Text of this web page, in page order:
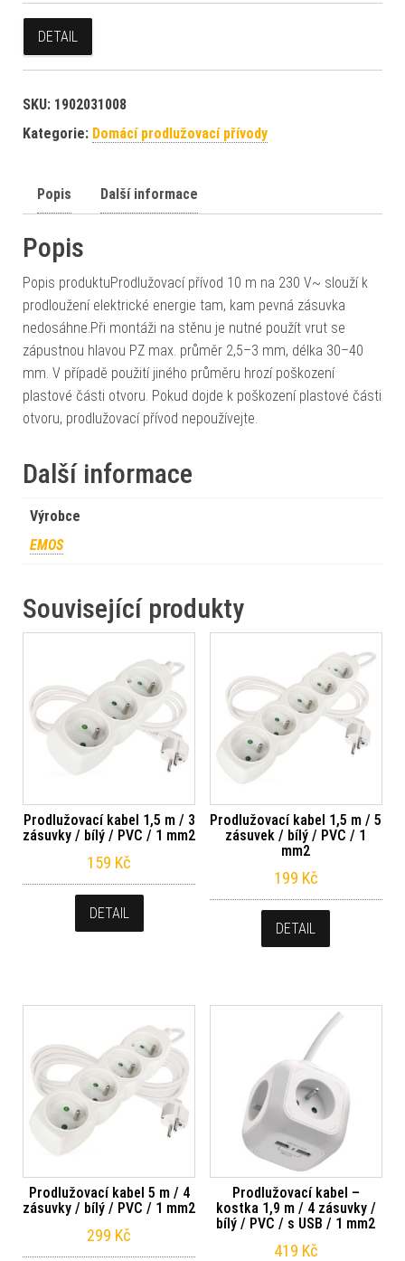
DETAIL
SKU: 1902031008
Kategorie: Domácí prodlužovací přívody
Popis Další informace
Popis
Popis produktuProdlužovací přívod 10 m na 230 V~ slouží k
prodloužení elektrické energie tam, kam pevná zásuvka
nedosáhne.Při montáži na stěnu je nutné použít vrut se
zápustnou hlavou PZ max. průměr 2,5–3 mm, délka 30–40
mm. V případě použití jiného průměru hrozí poškození
plastové části otvoru. Pokud dojde k poškození plastové části
otvoru, prodlužovací přívod nepoužívejte.
Další informace
Výrobce
EMOS
Související produkty
Prodlužovací kabel 1,5 m / 3
zásuvky / bílý / PVC / 1 mm2
159 Kč
DETAIL
Prodlužovací kabel 1,5 m / 5
zásuvek / bílý / PVC / 1
mm2
199 Kč
DETAIL
Prodlužovací kabel 5 m / 4
zásuvky / bílý / PVC / 1 mm2
299 Kč
Prodlužovací kabel –
kostka 1,9 m / 4 zásuvky /
bílý / PVC / s USB / 1 mm2
419 Kč